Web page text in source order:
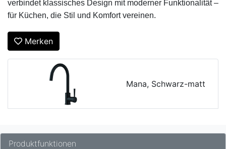
verbindet klassisches Design mit moderner Funktionalität –
für Küchen, die Stil und Komfort vereinen.
Merken
Mana, Schwarz-matt
Produktfunktionen